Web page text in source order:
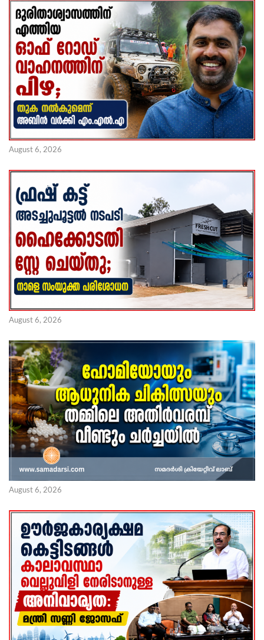
August 6, 2026
August 6, 2026
August 6, 2026